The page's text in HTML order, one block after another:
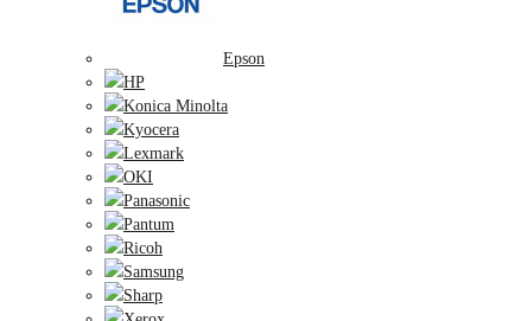
Epson
HP
Konica Minolta
Kyocera
Lexmark
OKI
Panasonic
Pantum
Ricoh
Samsung
Sharp